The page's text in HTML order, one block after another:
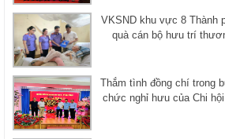
VKSND khu vực 8 Thành
quà cán bộ hưu trí
Thắm tình đồng chí trong
chức nghỉ hưu của Chi